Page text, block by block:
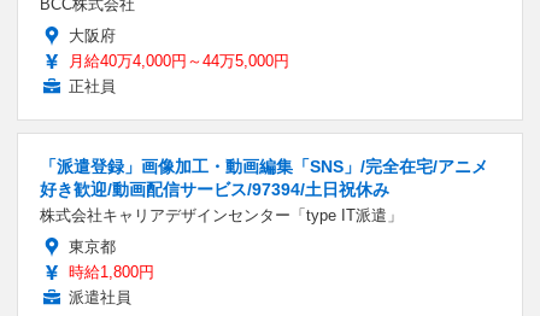
BCC株式会社
大阪府
月給40万4,000円～44万5,000円
正社員
「派遣登録」画像加工・動画編集「SNS」/完全在宅/アニメ
好き歓迎/動画配信サービス/97394/土日祝休み
株式会社キャリアデザインセンター「type IT派遣」
東京都
時給1,800円
派遣社員